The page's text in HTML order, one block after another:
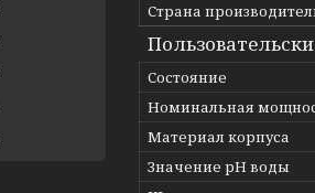
Страна
Состояние
Номинальная
Материал корпуса
Значение рН воды